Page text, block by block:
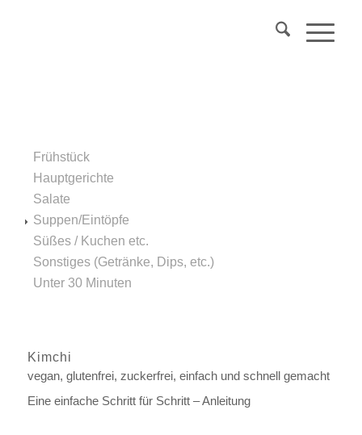
Frühstück
Hauptgerichte
Salate
Suppen/Eintöpfe
Süßes / Kuchen etc.
Sonstiges (Getränke, Dips, etc.)
Unter 30 Minuten
Kimchi
vegan, glutenfrei, zuckerfrei, einfach und schnell gemacht
Eine einfache Schritt für Schritt – Anleitung